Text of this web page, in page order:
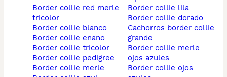
border collie red merle
tricolor
border collie blanco
border collie enano
border collie tricolor
border collie pedigree
border collie merle
border collie lila
border collie dorado
cachorros border collie
grande
border collie merle
ojos azules
border collie ojos